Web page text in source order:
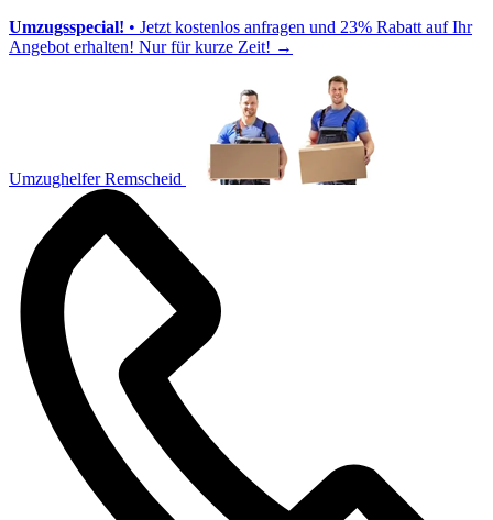
Umzugsspecial! • Jetzt kostenlos anfragen und 23% Rabatt auf Ihr
Angebot erhalten! Nur für kurze Zeit! →
Umzughelfer Remscheid